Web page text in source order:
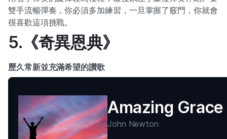
雙手流暢彈奏，你必須多加練習，一旦掌握了竅門，你就會
很喜歡這項挑戰。
5.《奇異恩典》
歷久常新並充滿希望的讚歌
Amazing Grace
John Newton